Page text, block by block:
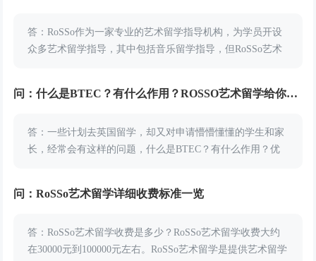
答：RoSSo作为一家专业的艺术留学指导机构，为学员开设
众多艺术留学指导，其中包括音乐留学指导，但RoSSo艺术
问：什么是BTEC？有什么作用？ROSSO艺术留学给你解答
答：一些计划去英国留学，却又对申请懵懵懂懂的学生和家
长，经常会有这样的问题，什么是BTEC？有什么作用？优
问：RoSSo艺术留学详细收费标准一览
答：RoSSo艺术留学收费是多少？RoSSo艺术留学收费大约
在30000元到100000元左右。RoSSo艺术留学是提供艺术留学